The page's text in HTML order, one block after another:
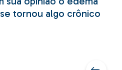
tornou algo crônico